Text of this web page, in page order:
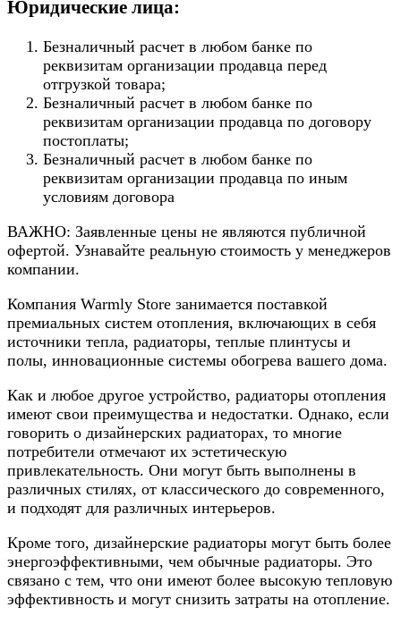
Юридические лица:
Безналичный расчет в любом банке по
реквизитам организации продавца перед
отгрузкой товара;
Безналичный расчет в любом банке по
реквизитам организации продавца по договору
постоплаты;
Безналичный расчет в любом банке по
реквизитам организации продавца по иным
условиям договора
ВАЖНО: Заявленные цены не являются публичной
офертой. Узнавайте реальную стоимость у менеджеров
компании.
Компания Warmly Store занимается поставкой
премиальных систем отопления, включающих в себя
источники тепла, радиаторы, теплые плинтусы и
полы, инновационные системы обогрева вашего дома.
Как и любое другое устройство, радиаторы отопления
имеют свои преимущества и недостатки. Однако, если
говорить о дизайнерских радиаторах, то многие
потребители отмечают их эстетическую
привлекательность. Они могут быть выполнены в
различных стилях, от классического до современного,
и подходят для различных интерьеров.
Кроме того, дизайнерские радиаторы могут быть более
энергоэффективными, чем обычные радиаторы. Это
связано с тем, что они имеют более высокую тепловую
эффективность и могут снизить затраты на отопление.